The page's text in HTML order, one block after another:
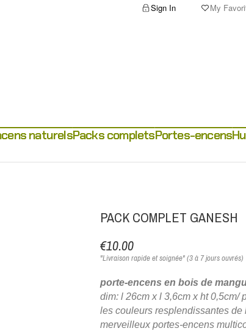
Sign In My
naturelsPacks completsPortes-encens
PACK COMPLET GANESH
€10.00
"Livraison rapide et soignée" (3 à 7 jours ouvrés)
porte-encens en bois de
dim: l 26cm x l 3,6cm x ht 0,5cm/
les couleurs resplendissantes
merveilleux portes-encens